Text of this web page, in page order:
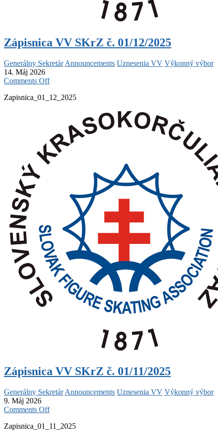
Zápisnica VV SKrZ č. 01/12/2025
Generálny Sekretár Announcements Uznesenia VV Výkonný výbor
14. Máj 2026
Comments Offon
VV
01/12/2025
Zapisnica_01_12_2025
Zápisnica VV SKrZ č. 01/11/2025
Generálny Sekretár Announcements Uznesenia VV Výkonný výbor
9. Máj 2026
Comments Offon
VV
Zapisnica_01_11_2025